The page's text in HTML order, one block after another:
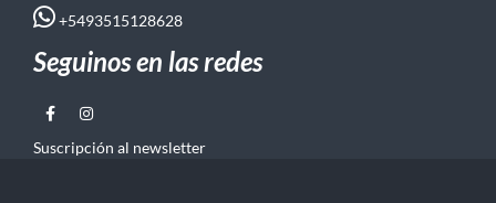
+5493515128628
Seguinos en las redes
Suscripción al newsletter